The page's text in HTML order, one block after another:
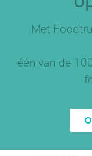
Met
één van de